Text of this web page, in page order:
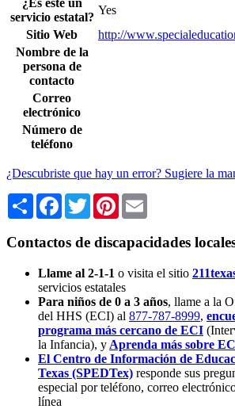
¿Es este un
servicio estatal?
Yes
Sitio Web
http://
Nombre de la
persona de
contacto
Correo
electrónico
Número de
teléfono
¿Descubriste que hay un error? Sugiere la
Share Facebook
TwitterPinterest
Contactos de discapacidades
Llame al 2-1-1 o visita el sitio
servicios estatales
Para niños de 0 a 3 años, llame a la
del HHS (ECI) al 877-787-8999,
programa más cercano de ECI
la Infancia), y Aprenda más sobre
El Centro de Información de
Texas (SPEDTex) responde sus
especial por teléfono, correo
línea